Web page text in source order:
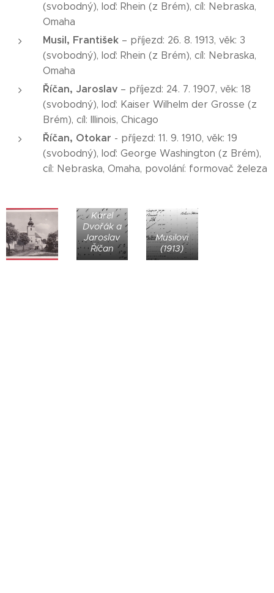
(svobodný), loď: Rhein (z Brém), cíl: Nebraska,
Omaha
Musil, František – příjezd: 26. 8. 1913, věk: 3
(svobodný), loď: Rhein (z Brém), cíl: Nebraska,
Omaha
Říčan, Jaroslav – příjezd: 24. 7. 1907, věk: 18
(svobodný), loď: Kaiser Wilhelm der Grosse (z
Brém), cíl: Illinois, Chicago
Říčan, Otokar - příjezd: 11. 9. 1910, věk: 19
(svobodný), loď: George Washington (z Brém),
cíl: Nebraska, Omaha, povolání: formovač železa
Karel
Dvořák a
Jaroslav
Říčan
Musilovi
(1913)